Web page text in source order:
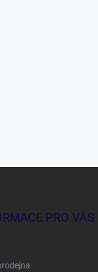
PRO VÁS